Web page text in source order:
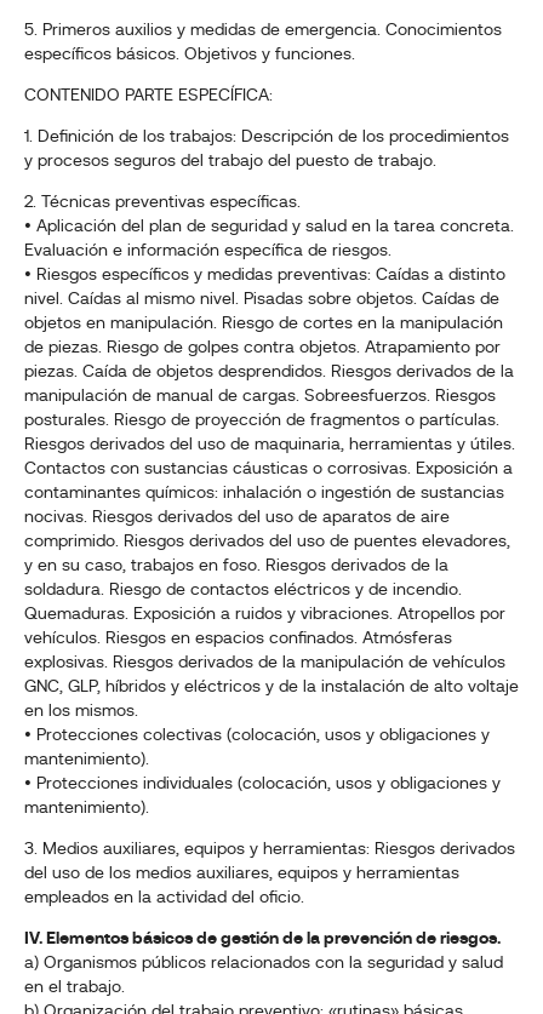
5. Primeros auxilios y medidas de emergencia. Conocimientos
específicos básicos. Objetivos y funciones.
CONTENIDO PARTE ESPECÍFICA:
1. Definición de los trabajos: Descripción de los procedimientos
y procesos seguros del trabajo del puesto de trabajo.
2. Técnicas preventivas específicas.
• Aplicación del plan de seguridad y salud en la tarea concreta.
Evaluación e información específica de riesgos.
• Riesgos específicos y medidas preventivas: Caídas a distinto
nivel. Caídas al mismo nivel. Pisadas sobre objetos. Caídas de
objetos en manipulación. Riesgo de cortes en la manipulación
de piezas. Riesgo de golpes contra objetos. Atrapamiento por
piezas. Caída de objetos desprendidos. Riesgos derivados de la
manipulación de manual de cargas. Sobreesfuerzos. Riesgos
posturales. Riesgo de proyección de fragmentos o partículas.
Riesgos derivados del uso de maquinaria, herramientas y útiles.
Contactos con sustancias cáusticas o corrosivas. Exposición a
contaminantes químicos: inhalación o ingestión de sustancias
nocivas. Riesgos derivados del uso de aparatos de aire
comprimido. Riesgos derivados del uso de puentes elevadores,
y en su caso, trabajos en foso. Riesgos derivados de la
soldadura. Riesgo de contactos eléctricos y de incendio.
Quemaduras. Exposición a ruidos y vibraciones. Atropellos por
vehículos. Riesgos en espacios confinados. Atmósferas
explosivas. Riesgos derivados de la manipulación de vehículos
GNC, GLP, híbridos y eléctricos y de la instalación de alto voltaje
en los mismos.
• Protecciones colectivas (colocación, usos y obligaciones y
mantenimiento).
• Protecciones individuales (colocación, usos y obligaciones y
mantenimiento).
3. Medios auxiliares, equipos y herramientas: Riesgos derivados
del uso de los medios auxiliares, equipos y herramientas
empleados en la actividad del oficio.
IV. Elementos básicos de gestión de la prevención de riesgos.
a) Organismos públicos relacionados con la seguridad y salud
en el trabajo.